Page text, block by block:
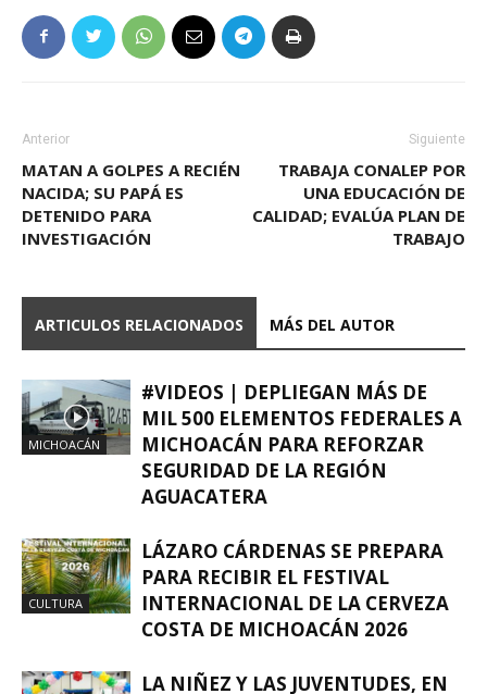
Anterior
MATAN A GOLPES A RECIÉN
NACIDA; SU PAPÁ ES
DETENIDO PARA
INVESTIGACIÓN
Siguiente
TRABAJA CONALEP POR
UNA EDUCACIÓN DE
CALIDAD; EVALÚA PLAN DE
TRABAJO
ARTICULOS RELACIONADOS MÁS DEL AUTOR
MICHOACÁN
#VIDEOS | DEPLIEGAN MÁS DE
MIL 500 ELEMENTOS FEDERALES A
MICHOACÁN PARA REFORZAR
SEGURIDAD DE LA REGIÓN
AGUACATERA
CULTURA
LÁZARO CÁRDENAS SE PREPARA
PARA RECIBIR EL FESTIVAL
INTERNACIONAL DE LA CERVEZA
COSTA DE MICHOACÁN 2026
LA NIÑEZ Y LAS JUVENTUDES, EN